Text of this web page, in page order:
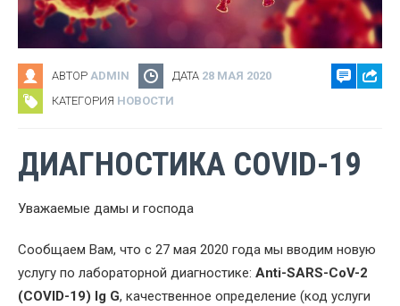
АВТОР ADMIN ДАТА 28 МАЯ 2020
КАТЕГОРИЯ НОВОСТИ
ДИАГНОСТИКА COVID-19
Уважаемые дамы и господа
Сообщаем Вам, что с 27 мая 2020 года мы вводим новую
услугу по лабораторной диагностике: Anti-SARS-CoV-2
(COVID-19) Ig G, качественное определение (код услуги